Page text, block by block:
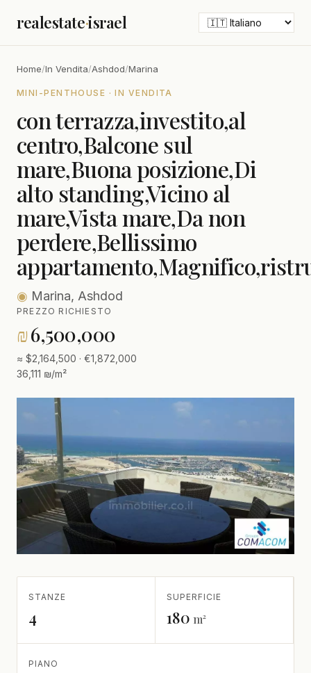
realestate·israel
Home/In Vendita/Ashdod/Marina
MINI-PENTHOUSE · IN VENDITA
con terrazza,investito,al
centro,Balcone sul
mare,Buona posizione,Di
alto standing,Vicino al
mare,Vista mare,Da non
perdere,Bellissimo
◉ Marina, Ashdod
PREZZO RICHIESTO
₪6,500,000
≈ $2,164,500 · €1,872,000
36,111 ₪/m²
STANZE
4
SUPERFICIE
180 m²
PIANO